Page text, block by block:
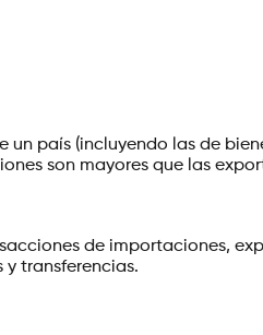
país (incluyendo las de
son mayores que las
de importaciones,
transferencias.